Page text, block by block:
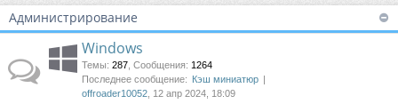
Администрирование
Windows
Темы: 287 Сообщения: 1264
Последнее сообщение: Кэш миниатюр
offroader10052 , 12 апр 2024, 18:09